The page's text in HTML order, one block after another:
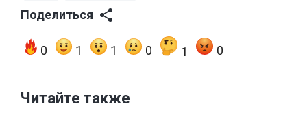
Поделиться
0 1 1 0 1 0
Читайте также